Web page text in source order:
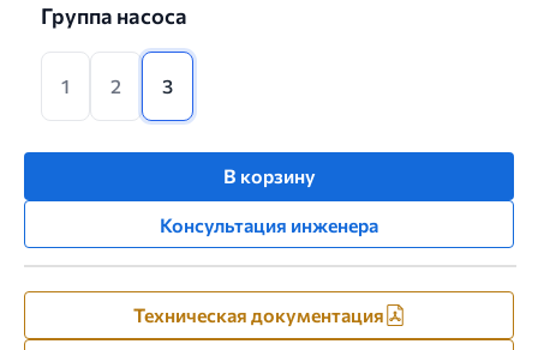
Группа насоса
1 2 3
В корзину
Консультация инженера
Техническая документация